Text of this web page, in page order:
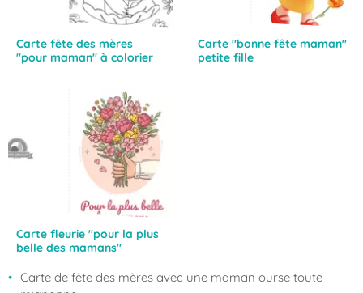
Carte fête des mères
"pour maman" à colorier
Carte "bonne fête maman"
petite fille
Carte fleurie "pour la plus
belle des mamans"
Carte de fête des mères avec une maman ourse toute